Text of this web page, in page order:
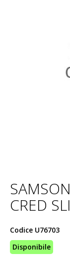
CRED
Codice U76703
Disponibile